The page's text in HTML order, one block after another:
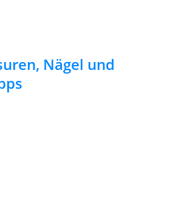
Nägel und